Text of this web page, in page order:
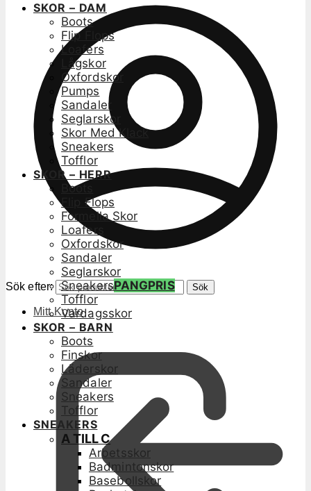
Sök efter: Sök
Mitt Konto
SKOR – DAM
Boots
Flip Flops
Loafers
Lågskor
Oxfordskor
Pumps
Sandaler
Seglarskor
Skor Med Klack
Sneakers
Tofflor
SKOR – HERR
Boots
Flip Flops
Formella Skor
Loafers
Oxfordskor
Sandaler
Seglarskor
SneakersPANGPRIS
Tofflor
Vardagsskor
SKOR – BARN
Boots
Finskor
Läderskor
Sandaler
Sneakers
Tofflor
SNEAKERS
A TILL C
Arbetsskor
Badmintonskor
Basebollskor